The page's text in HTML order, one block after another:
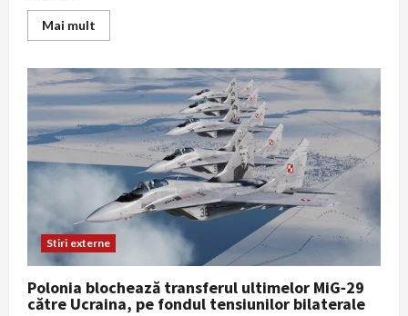
Mai mult
more
Dan:
„Consider
că
am
dreptate
și
duc
România
în
direcția
bună”
—
statul
funcționează
în
ciuda
guvernului
interimar
Stiri externe
Polonia blochează transferul ultimelor MiG‑29
către Ucraina, pe fondul tensiunilor bilaterale